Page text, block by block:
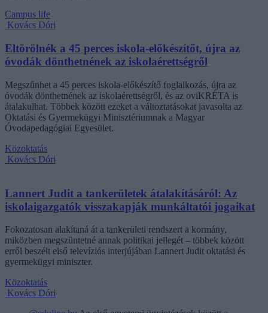
Campus life
Kovács Dóri
Eltörölnék a 45 perces iskola-előkészítőt, újra az
óvodák dönthetnének az iskolaérettségről
Megszűnhet a 45 perces iskola-előkészítő foglalkozás, újra az
óvodák dönthetnének az iskolaérettségről, és az oviKRÉTA is
átalakulhat. Többek között ezeket a változtatásokat javasolta az
Oktatási és Gyermekügyi Minisztériumnak a Magyar
Óvodapedagógiai Egyesület.
Közoktatás
Kovács Dóri
Lannert Judit a tankerületek átalakításáról: Az
iskolaigazgatók visszakapják munkáltatói jogaikat
Fokozatosan alakítaná át a tankerületi rendszert a kormány,
miközben megszüntetné annak politikai jellegét – többek között
erről beszélt első televíziós interjújában Lannert Judit oktatási és
gyermekügyi miniszter.
Közoktatás
Kovács Dóri